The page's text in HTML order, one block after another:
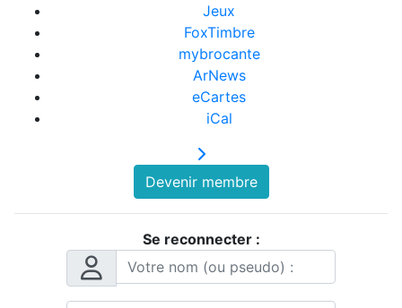
Jeux
FoxTimbre
mybrocante
ArNews
eCartes
iCal
Devenir membre
Se reconnecter :